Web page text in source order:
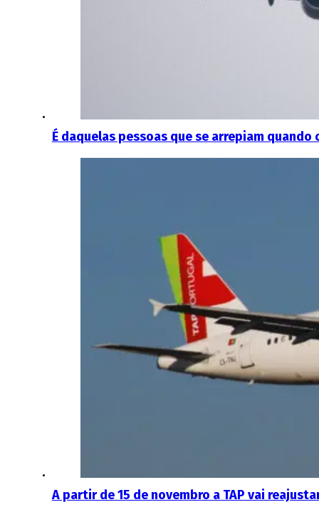
É daquelas pessoas que se arrepiam
A partir de 15 de novembro a TAP vai